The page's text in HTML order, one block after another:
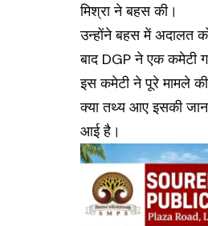
मिश्रा ने बहस की।
उन्होंने बहस में अदालत
बाद DGPने एक कमेटी
इस कमेटी ने पूरे मामले
क्या तथ्य आए इसकी
आई है।